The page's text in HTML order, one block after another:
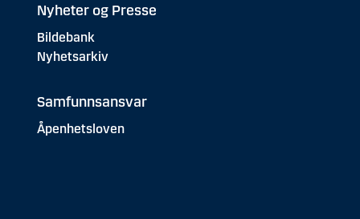
Nyheter og Presse
Bildebank
Nyhetsarkiv
Samfunnsansvar
Åpenhetsloven